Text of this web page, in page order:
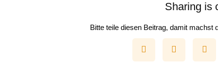
Sharing is
Bitte teile diesen Beitrag, damit machst